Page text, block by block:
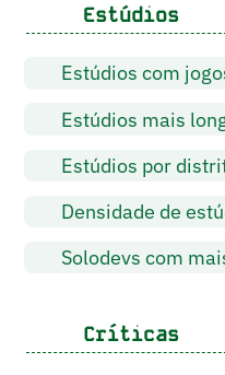
Estúdios
Estúdios com
Estúdios mais
Estúdios por
Densidade de
Solodevs com
Críticas